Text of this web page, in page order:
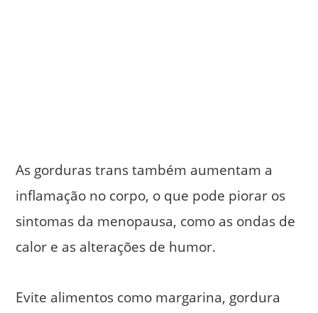
As gorduras trans também aumentam a
inflamação no corpo, o que pode piorar os
sintomas da menopausa, como as ondas de
calor e as alterações de humor.
Evite alimentos como margarina, gordura